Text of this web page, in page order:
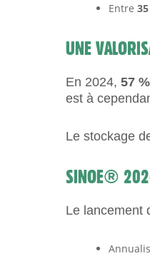
Entre
UNE
En 2024, 57
est à
Le stockage
SINOE® 2026
Le lancement